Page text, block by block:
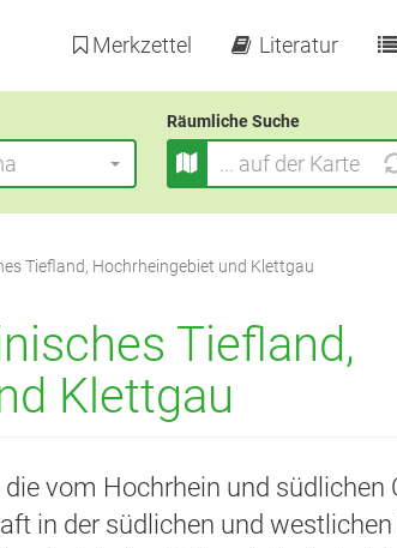
Merkzettel Literatur
Räumliche Suche
Tiefland, Hochrheingebiet und Klettgau
Tiefland,
Klettgau
vom Hochrhein und südlichen
in der südlichen und